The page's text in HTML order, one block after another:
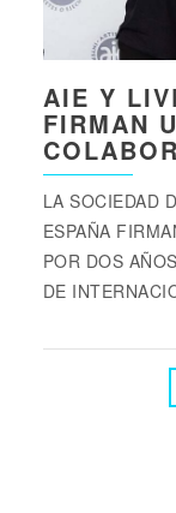
AIE Y
FIRMAN
LA SOCIEDAD
ESPAÑA
POR DOS
DE